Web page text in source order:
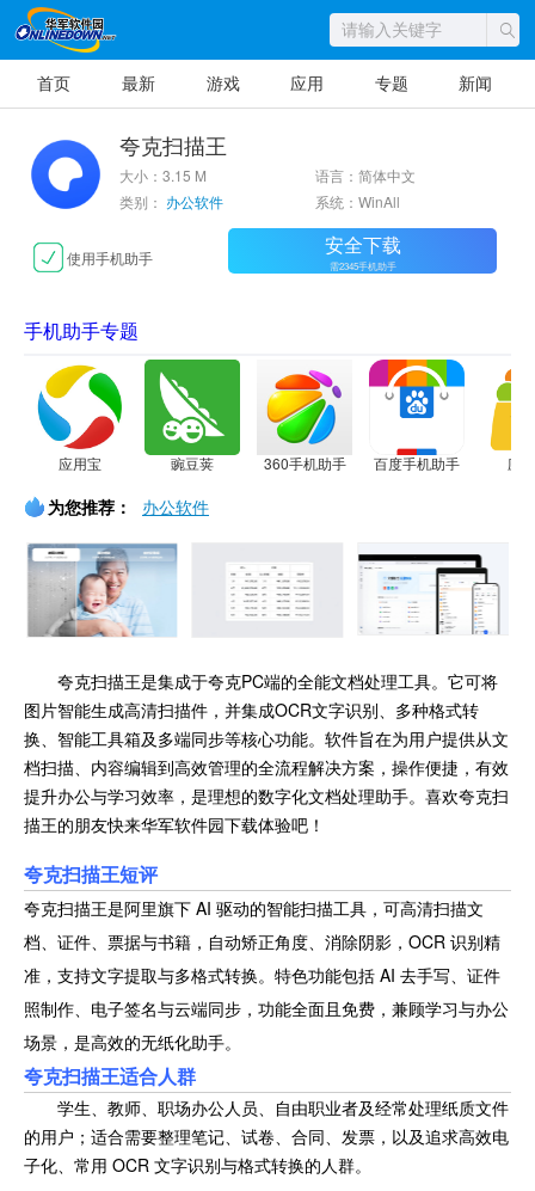
首页 最新 游戏 应用 专题 新闻
夸克扫描王
大小：3.15 M
语言：简体中文
类别： 办公软件 系统：WinAll
使用手机助手 安全下载
需2345手机助手
手机助手专题
应用宝 豌豆荚 360手机助手 百度手机助手 应
为您推荐： 办公软件
夸克扫描王是集成于夸克PC端的全能文档处理工具。它可将
图片智能生成高清扫描件，并集成OCR文字识别、多种格式转
换、智能工具箱及多端同步等核心功能。软件旨在为用户提供从文
档扫描、内容编辑到高效管理的全流程解决方案，操作便捷，有效
提升办公与学习效率，是理想的数字化文档处理助手。喜欢夸克扫
描王的朋友快来华军软件园下载体验吧！
夸克扫描王短评
夸克扫描王是阿里旗下 AI 驱动的智能扫描工具，可高清扫描文
档、证件、票据与书籍，自动矫正角度、消除阴影，OCR 识别精
准，支持文字提取与多格式转换。特色功能包括 AI 去手写、证件
照制作、电子签名与云端同步，功能全面且免费，兼顾学习与办公
场景，是高效的无纸化助手。
夸克扫描王适合人群
学生、教师、职场办公人员、自由职业者及经常处理纸质文件
的用户；适合需要整理笔记、试卷、合同、发票，以及追求高效电
子化、常用 OCR 文字识别与格式转换的人群。